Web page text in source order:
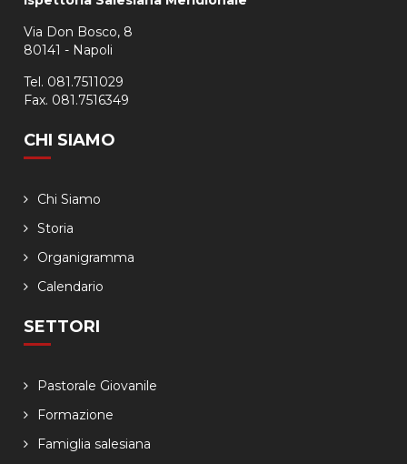
Via Don Bosco, 8
80141 - Napoli
Tel. 081.7511029
Fax. 081.7516349
CHI SIAMO
Chi Siamo
Storia
Organigramma
Calendario
SETTORI
Pastorale Giovanile
Formazione
Famiglia salesiana